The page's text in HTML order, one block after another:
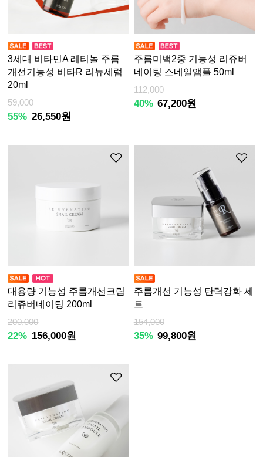
3세대 비타민A 레티놀 주름
개선기능성 비타R 리뉴세럼
20ml
59,000
55% 26,550원
주름미백2중 기능성 리쥬버
네이팅 스네일앰플 50ml
112,000
40% 67,200원
대용량 기능성 주름개선크림
리쥬버네이팅 200ml
200,000
22% 156,000원
주름개선 기능성 탄력강화 세
트
154,000
35% 99,800원